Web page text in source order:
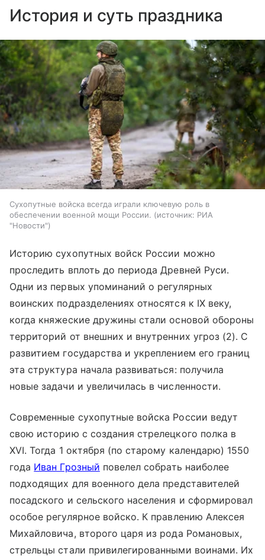
История и суть праздника
Сухопутные войска всегда играли ключевую роль в
обеспечении военной мощи России.
источник: РИА
"Новости"
Историю сухопутных войск России можно
проследить вплоть до периода Древней Руси.
Одни из первых упоминаний о регулярных
воинских подразделениях относятся к IX веку,
когда княжеские дружины стали основой обороны
территорий от внешних и внутренних угроз (2). С
развитием государства и укреплением его границ
эта структура начала развиваться: получила
новые задачи и увеличилась в численности.
Современные сухопутные войска России ведут
свою историю с создания стрелецкого полка в
XVI. Тогда 1 октября (по старому календарю) 1550
года Иван Грозный повелел собрать наиболее
подходящих для военного дела представителей
посадского и сельского населения и сформировал
особое регулярное войско. К правлению Алексея
Михайловича, второго царя из рода Романовых,
стрельцы стали привилегированными воинами. Их